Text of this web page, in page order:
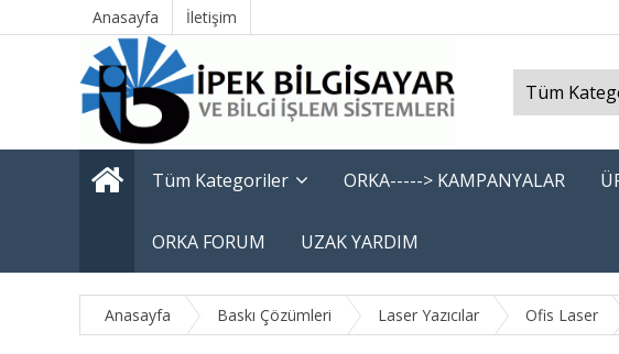
Anasayfa İletişim
Tüm Kategoriler ORKA-----> KAMPANYALAR
ORKA FORUM UZAK YARDIM
Anasayfa Baskı Çözümleri Laser Yazıcılar Ofis Laser